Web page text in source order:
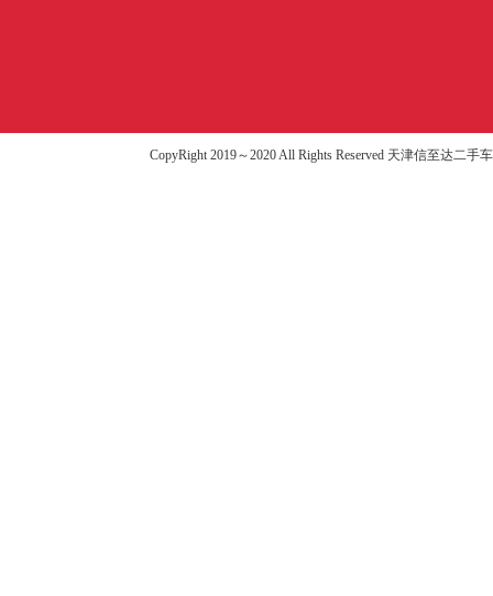
CopyRight 2019～2020 All Rights Reserved 天津信至达二